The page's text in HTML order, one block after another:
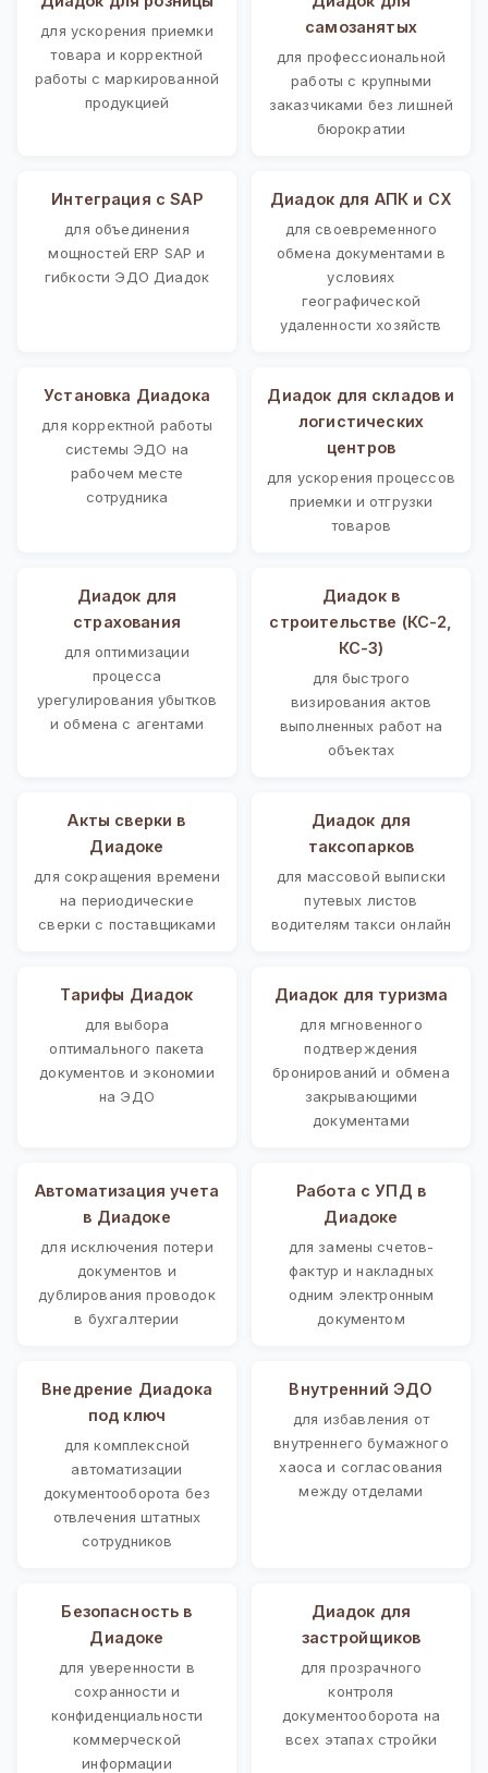
для ускорения приемки
товара и корректной
работы с маркированной
продукцией
самозанятых
для профессиональной
работы с крупными
заказчиками без лишней
бюрократии
Интеграция с SAP
для объединения
мощностей ERP SAP и
гибкости ЭДО Диадок
Диадок для АПК и СХ
для своевременного
обмена документами в
условиях
географической
удаленности хозяйств
Установка Диадока
для корректной работы
системы ЭДО на
рабочем месте
сотрудника
Диадок для складов и
логистических
центров
для ускорения процессов
приемки и отгрузки
товаров
Диадок для
страхования
для оптимизации
процесса
урегулирования убытков
и обмена с агентами
Диадок в
строительстве (КС-2,
КС-3)
для быстрого
визирования актов
выполненных работ на
объектах
Акты сверки в
Диадоке
для сокращения времени
на периодические
сверки с поставщиками
Диадок для
таксопарков
для массовой выписки
путевых листов
водителям такси онлайн
Тарифы Диадок
для выбора
оптимального пакета
документов и экономии
на ЭДО
Диадок для туризма
для мгновенного
подтверждения
бронирований и обмена
закрывающими
документами
Автоматизация учета
в Диадоке
для исключения потери
документов и
дублирования проводок
в бухгалтерии
Работа с УПД в
Диадоке
для замены счетов-
фактур и накладных
одним электронным
документом
Внедрение Диадока
под ключ
для комплексной
автоматизации
документооборота без
отвлечения штатных
сотрудников
Внутренний ЭДО
для избавления от
внутреннего бумажного
хаоса и согласования
между отделами
Безопасность в
Диадоке
для уверенности в
сохранности и
конфиденциальности
коммерческой
информации
Диадок для
застройщиков
для прозрачного
контроля
документооборота на
всех этапах стройки